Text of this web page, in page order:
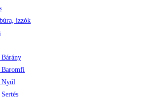
izzók
Nyúl